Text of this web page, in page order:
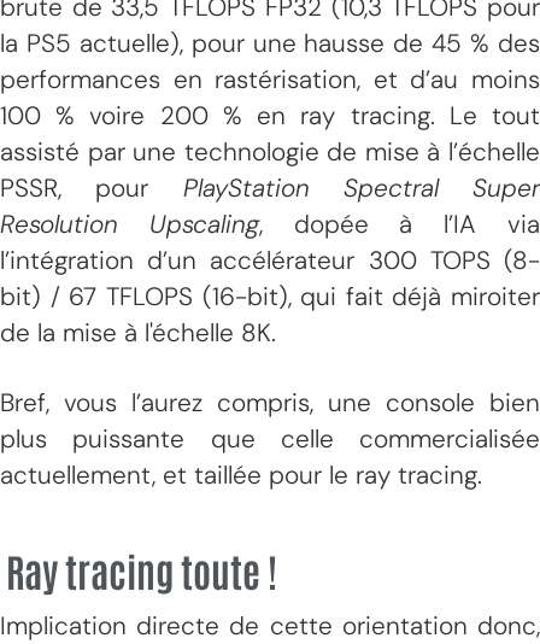
brute de 33,5 TFLOPS FP32 (10,3 TFLOPS pour
la PS5 actuelle), pour une hausse de 45 % des
performances en rastérisation, et d’au moins
100 % voire 200 % en ray tracing. Le tout
assisté par une technologie de mise à l’échelle
PSSR, pour PlayStation Spectral Super
Resolution Upscaling, dopée à l’IA via
l’intégration d’un accélérateur 300 TOPS (8-
bit) / 67 TFLOPS (16-bit), qui fait déjà miroiter
de la mise à l'échelle 8K.
Bref, vous l’aurez compris, une console bien
plus puissante que celle commercialisée
actuellement, et taillée pour le ray tracing.
Ray tracing toute !
Implication directe de cette orientation donc,